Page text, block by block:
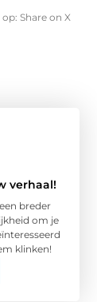
Share on X
verhaal!
breder
om je
klinken!